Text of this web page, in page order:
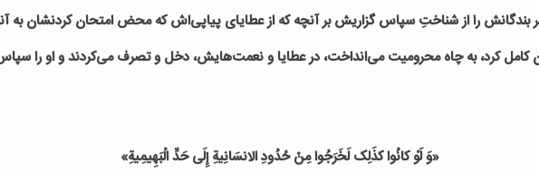
را از شناختِ سپاس گزاریش بر آنچه که از عطایای پیاپی‌اش که محض امتحان کردنشان به
کامل کرد، به چاه محرومیت می‌انداخت، در عطایا و نعمت‌هایش، دخل و تصرف می‌کردند و او را
«وَ لَوْ کانُوا کذَلِک لَخَرَجُوا مِنْ حُدُودِ الانسَانِیةِ إِلَى حَدِّ الْبَهِیمِیةِ»